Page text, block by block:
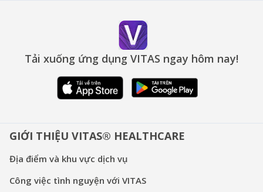
Tải xuống ứng dụng VITAS ngay hôm nay!
GIỚI THIỆU VITAS® HEALTHCARE
Địa điểm và khu vực dịch vụ
Công việc tình nguyện với VITAS